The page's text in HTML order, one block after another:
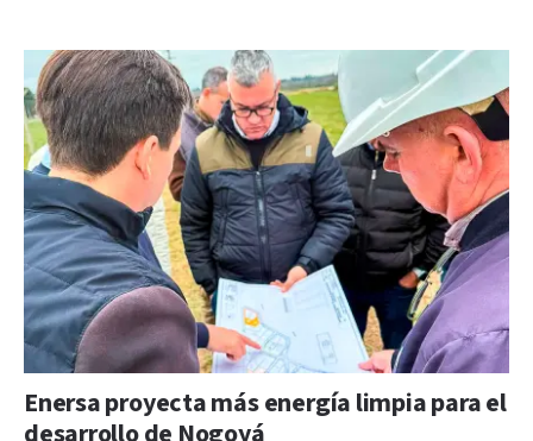
Enersa proyecta más energía limpia para el
desarrollo de Nogoyá